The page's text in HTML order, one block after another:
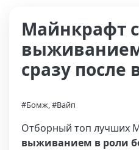
Майнкрафт
сразу после
#Бомж, #Вайп
Отборный топ лучших
выживанием в роли